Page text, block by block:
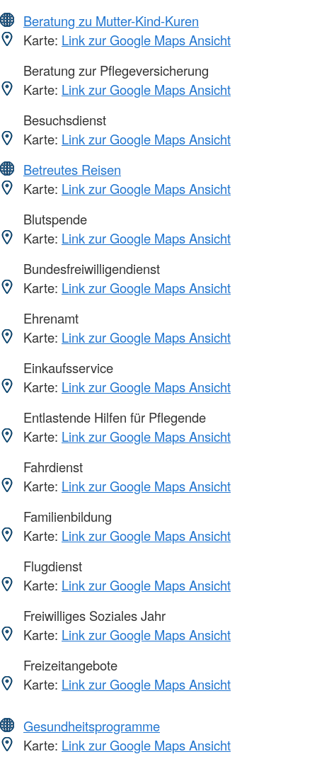
Beratung zu Mutter-Kind-Kuren
Karte: Link zur Google Maps Ansicht
Beratung zur Pflegeversicherung
Karte: Link zur Google Maps Ansicht
Besuchsdienst
Karte: Link zur Google Maps Ansicht
Betreutes Reisen
Karte: Link zur Google Maps Ansicht
Blutspende
Karte: Link zur Google Maps Ansicht
Bundesfreiwilligendienst
Karte: Link zur Google Maps Ansicht
Ehrenamt
Karte: Link zur Google Maps Ansicht
Einkaufsservice
Karte: Link zur Google Maps Ansicht
Entlastende Hilfen für Pflegende
Karte: Link zur Google Maps Ansicht
Fahrdienst
Karte: Link zur Google Maps Ansicht
Familienbildung
Karte: Link zur Google Maps Ansicht
Flugdienst
Karte: Link zur Google Maps Ansicht
Freiwilliges Soziales Jahr
Karte: Link zur Google Maps Ansicht
Freizeitangebote
Karte: Link zur Google Maps Ansicht
Gesundheitsprogramme
Karte: Link zur Google Maps Ansicht